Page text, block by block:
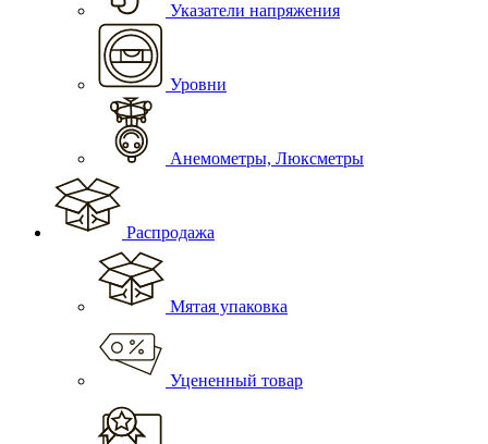
Указатели напряжения
Уровни
Анемометры, Люксметры
Распродажа
Мятая упаковка
Уцененный товар